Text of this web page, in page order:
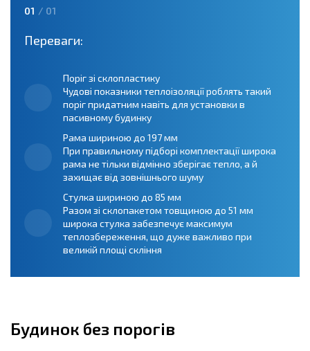
01 / 01
Переваги:
Поріг зі склопластику
Чудові показники теплоізоляції роблять такий
поріг придатним навіть для установки в
пасивному будинку
Рама шириною до 197 мм
При правильному підборі комплектації широка
рама не тільки відмінно зберігає тепло, а й
захищає від зовнішнього шуму
Стулка шириною до 85 мм
Разом зі склопакетом товщиною до 51 мм
широка стулка забезпечує максимум
теплозбереження, що дуже важливо при
великій площі скління
Будинок без порогів